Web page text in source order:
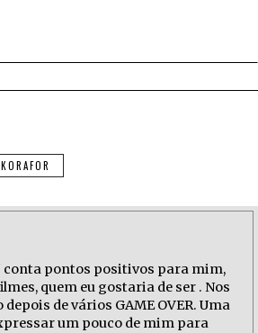
pontos positivos para mim,
quem eu gostaria de ser . Nos
de vários GAME OVER. Uma
um pouco de mim para